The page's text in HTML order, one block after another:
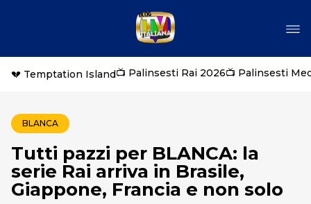
💔 Temptation Island📺 Palinsesti Rai 2026📺 Palinsesti
BLANCA
Tutti pazzi per BLANCA: la
serie Rai arriva in Brasile,
Giappone, Francia e non solo